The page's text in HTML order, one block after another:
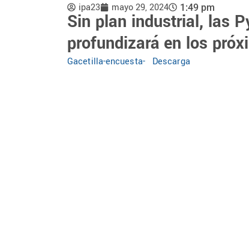
ipa23 mayo 29, 2024 1:49 pm
Sin plan industrial, las
profundizará en los
Gacetilla-encuesta- Descarga